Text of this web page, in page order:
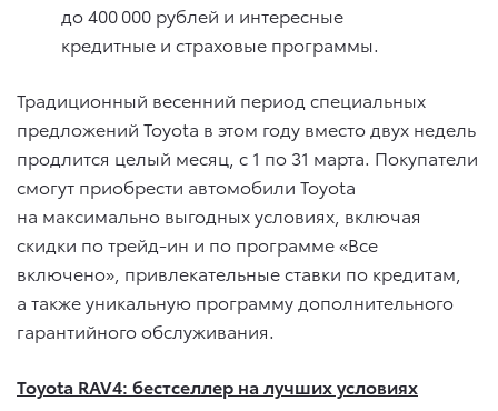
до 400 000 рублей и интересные
кредитные и страховые программы.
Традиционный весенний период специальных
предложений Toyota в этом году вместо двух недель
продлится целый месяц, с 1 по 31 марта. Покупатели
смогут приобрести автомобили Toyota
на максимально выгодных условиях, включая
скидки по трейд-ин и по программе «Все
включено», привлекательные ставки по кредитам,
а также уникальную программу дополнительного
гарантийного обслуживания.
Toyota RAV4: бестселлер на лучших условиях